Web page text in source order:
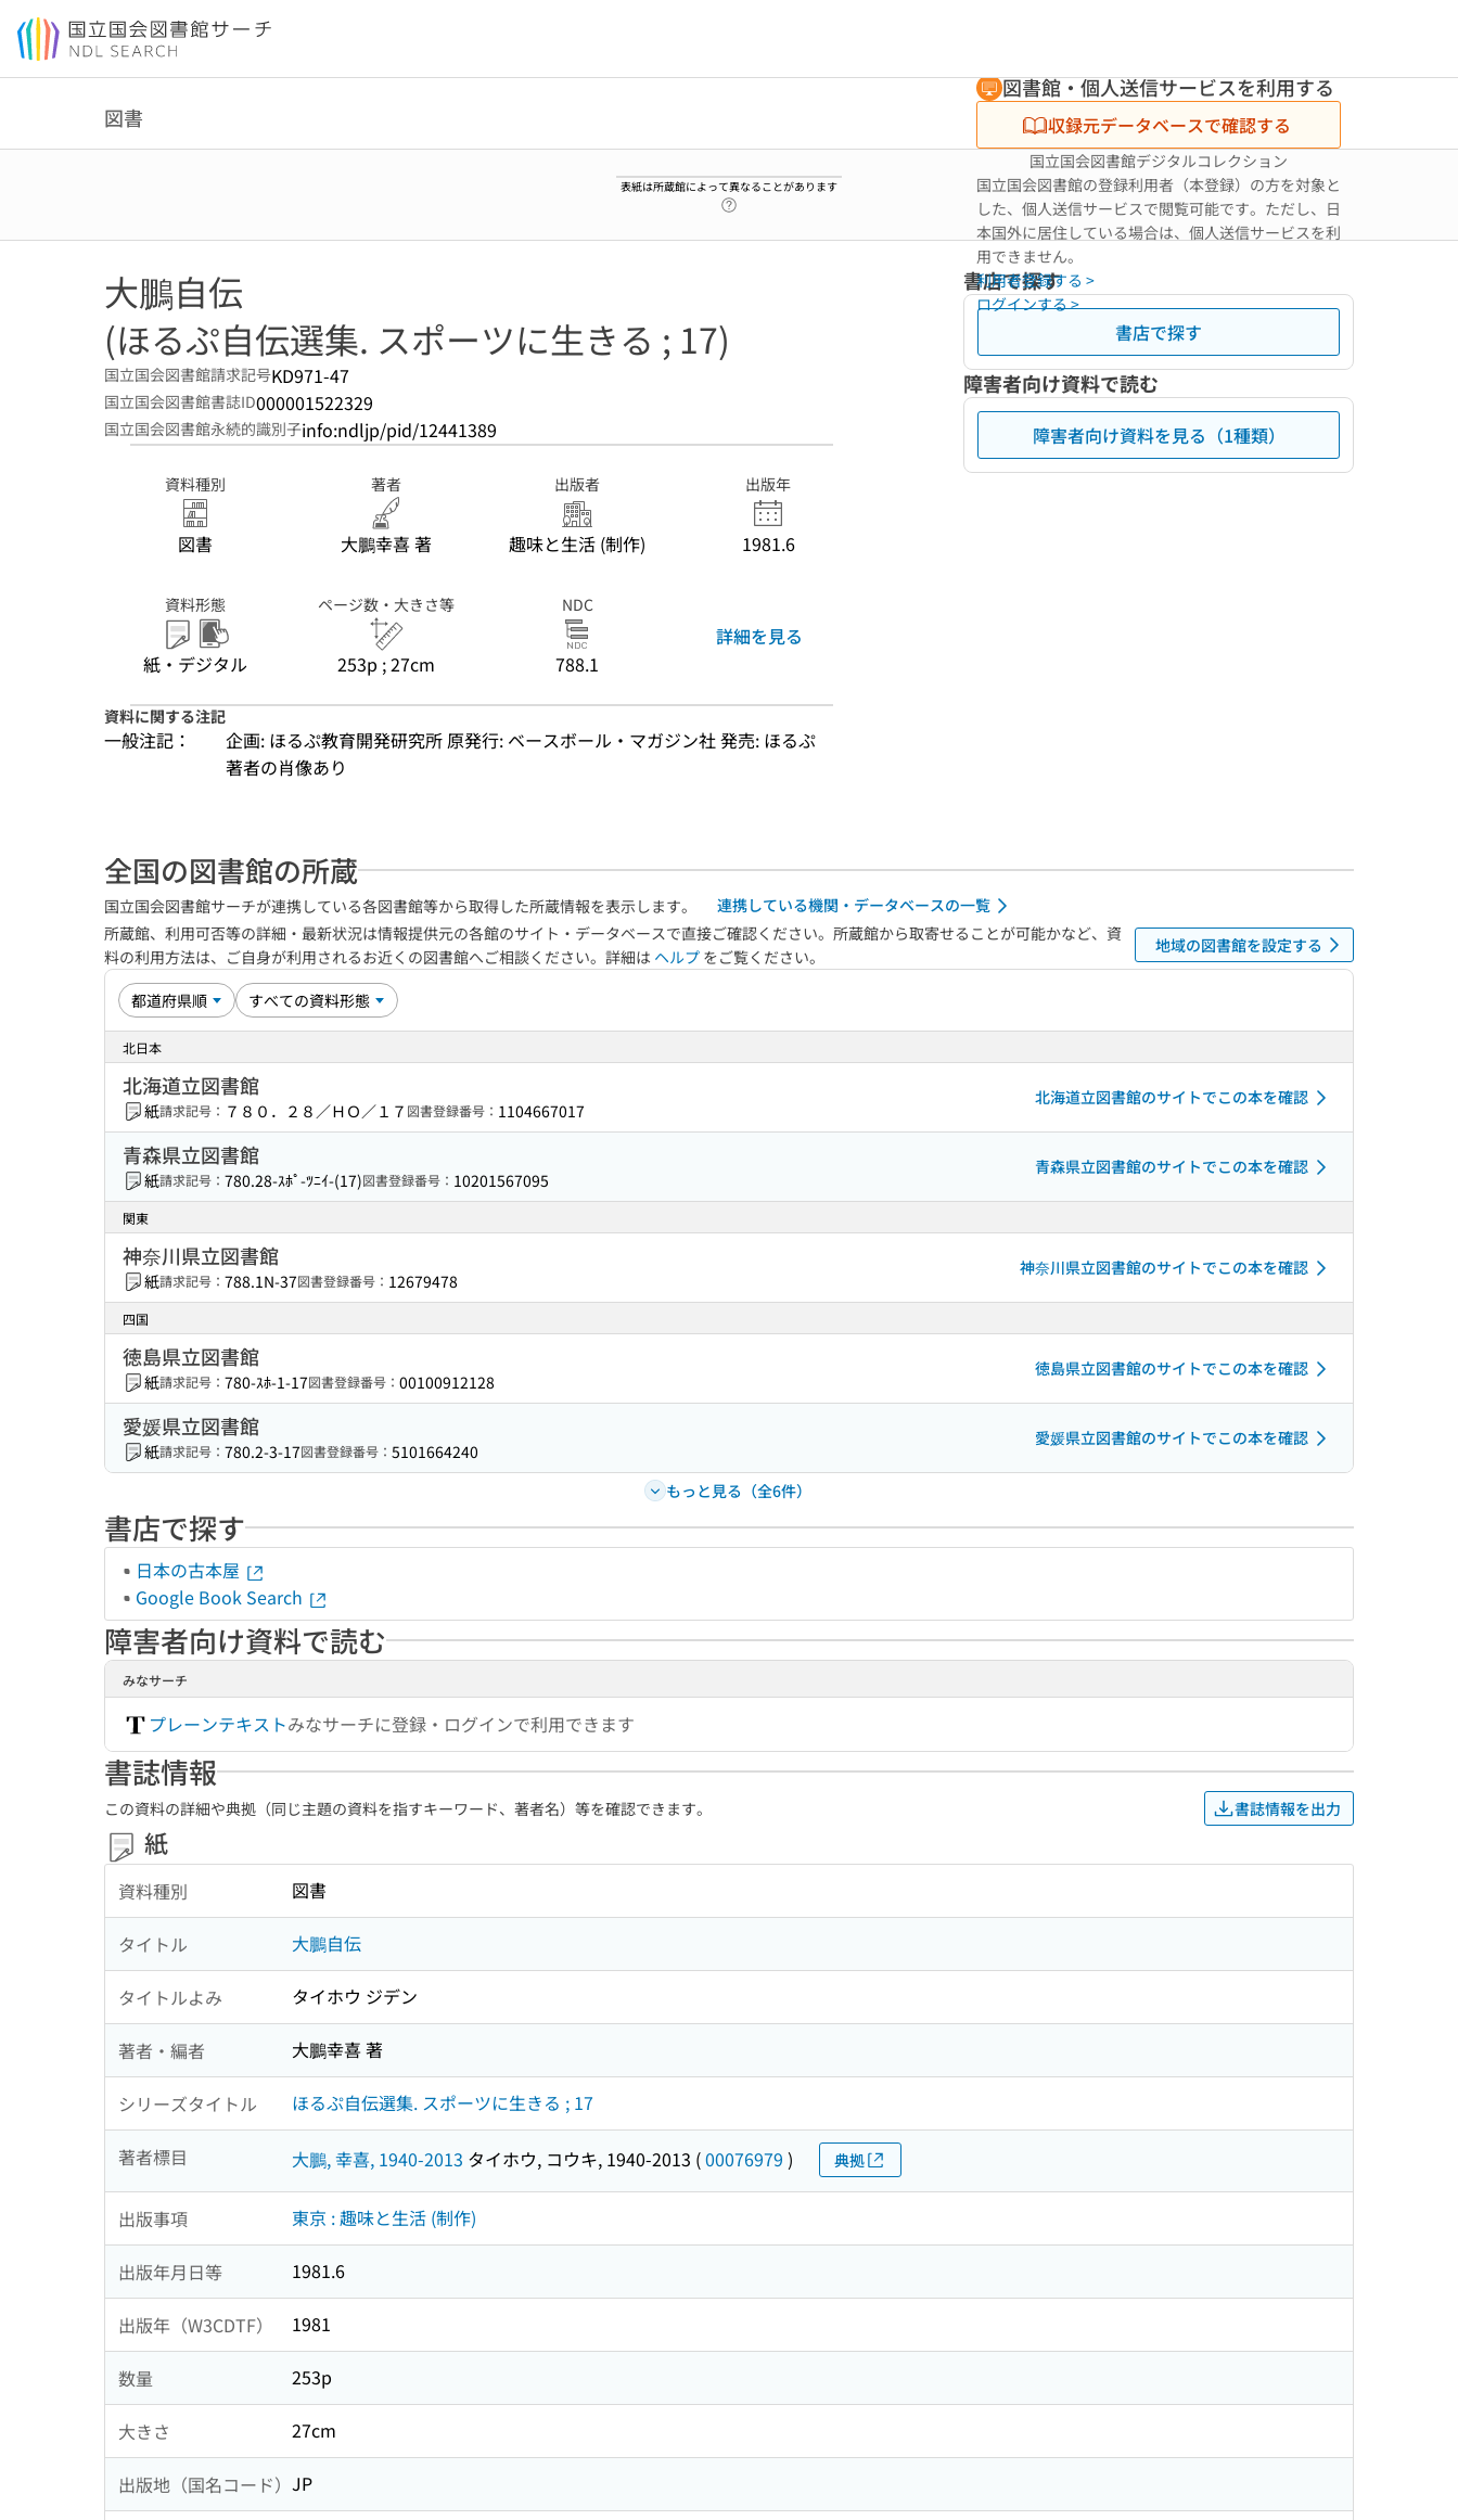
本文へ移動
図書
表紙は所蔵館によって異なることがあります
図書館・個人送信サービスを利用する
収録元データベースで確認する
国立国会図書館デジタルコレクション
国立国会図書館の登録利用者（本登録）の方を対象と
した、個人送信サービスで閲覧可能です。ただし、日
本国外に居住している場合は、個人送信サービスを利
用できません。
利用者登録する >
ログインする >
大鵬自伝
(ほるぷ自伝選集. スポーツに生きる ; 17)
国立国会図書館請求記号KD971-47
国立国会図書館書誌ID000001522329
国立国会図書館永続的識別子info:ndljp/pid/12441389
資料種別
図書
著者
大鵬幸喜 著
出版者
趣味と生活 (制作)
出版年
1981.6
資料形態
紙・デジタル
ページ数・大きさ等
253p ; 27cm
NDC
788.1
詳細を見る
資料に関する注記
一般注記：
企画: ほるぷ教育開発研究所 原発行: ベースボール・マガジン社 発売: ほるぷ
著者の肖像あり
書店で探す
書店で探す
障害者向け資料で読む
障害者向け資料を見る（1種類）
全国の図書館の所蔵
国立国会図書館サーチが連携している各図書館等から取得した所蔵情報を表示します。
連携している機関・データベースの一覧
所蔵館、利用可否等の詳細・最新状況は情報提供元の各館のサイト・データベースで直接ご確認ください。所蔵館から取寄せることが可能かなど、資
料の利用方法は、ご自身が利用されるお近くの図書館へご相談ください。詳細は ヘルプ をご覧ください。
地域の図書館を設定する
北日本
北海道立図書館
紙請求記号： ７８０．２８／ＨＯ／１７ 図書登録番号： 1104667017
北海道立図書館のサイトでこの本を確認
青森県立図書館
紙請求記号： 780.28-ｽﾎﾟ-ﾂﾆｲ-(17)図書登録番号： 10201567095
青森県立図書館のサイトでこの本を確認
関東
神奈川県立図書館
紙請求記号： 788.1N-37図書登録番号： 12679478
神奈川県立図書館のサイトでこの本を確認
四国
徳島県立図書館
紙請求記号： 780-ｽﾎ-1-17図書登録番号： 00100912128
徳島県立図書館のサイトでこの本を確認
愛媛県立図書館
紙請求記号： 780.2-3-17図書登録番号： 5101664240
愛媛県立図書館のサイトでこの本を確認
もっと見る（全6件）
書店で探す
日本の古本屋
Google Book Search
障害者向け資料で読む
みなサーチ
プレーンテキストみなサーチに登録・ログインで利用できます
書誌情報
この資料の詳細や典拠（同じ主題の資料を指すキーワード、著者名）等を確認できます。 書誌情報を出力
紙
資料種別 図書
タイトル 大鵬自伝
タイトルよみ タイホウ ジデン
著者・編者 大鵬幸喜 著
シリーズタイトル ほるぷ自伝選集. スポーツに生きる ; 17
著者標目 大鵬, 幸喜, 1940-2013 タイホウ, コウキ, 1940-2013 (00076979 ) 典拠
出版事項 東京 : 趣味と生活 (制作)
出版年月日等 1981.6
出版年（W3CDTF） 1981
数量 253p
大きさ 27cm
出版地（国名コード） JP